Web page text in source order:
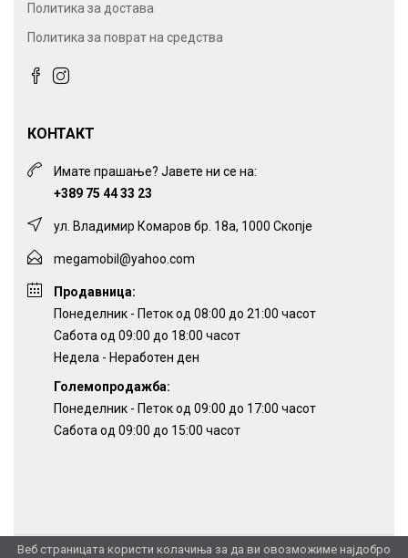
Веб страницата користи колачиња за да ви овозможиме најдобро
Политика за достава
Политика за поврат на средства
КОНТАКТ
Имате прашање? Јавете ни се на:
+389 75 44 33 23
ул. Владимир Комаров бр. 18а, 1000 Скопје
megamobil@yahoo.com
Продавница:
Понеделник - Петок од 08:00 до 21:00 часот
Сабота од 09:00 до 18:00 часот
Недела - Неработен ден
Големопродажба:
Понеделник - Петок од 09:00 до 17:00 часот
Сабота од 09:00 до 15:00 часот